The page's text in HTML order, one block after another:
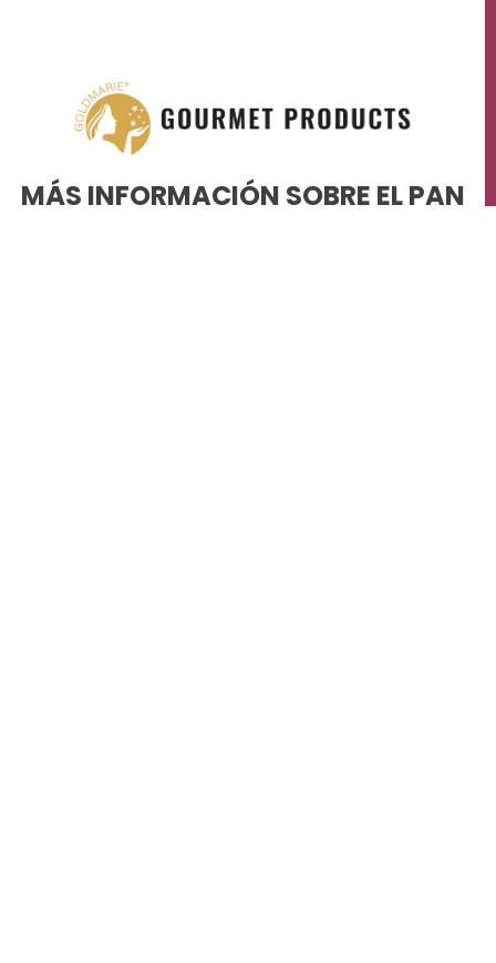
MÁS INFORMACIÓN SOBRE EL PAN